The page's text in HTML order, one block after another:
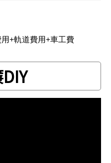
+軌道費用+車工費